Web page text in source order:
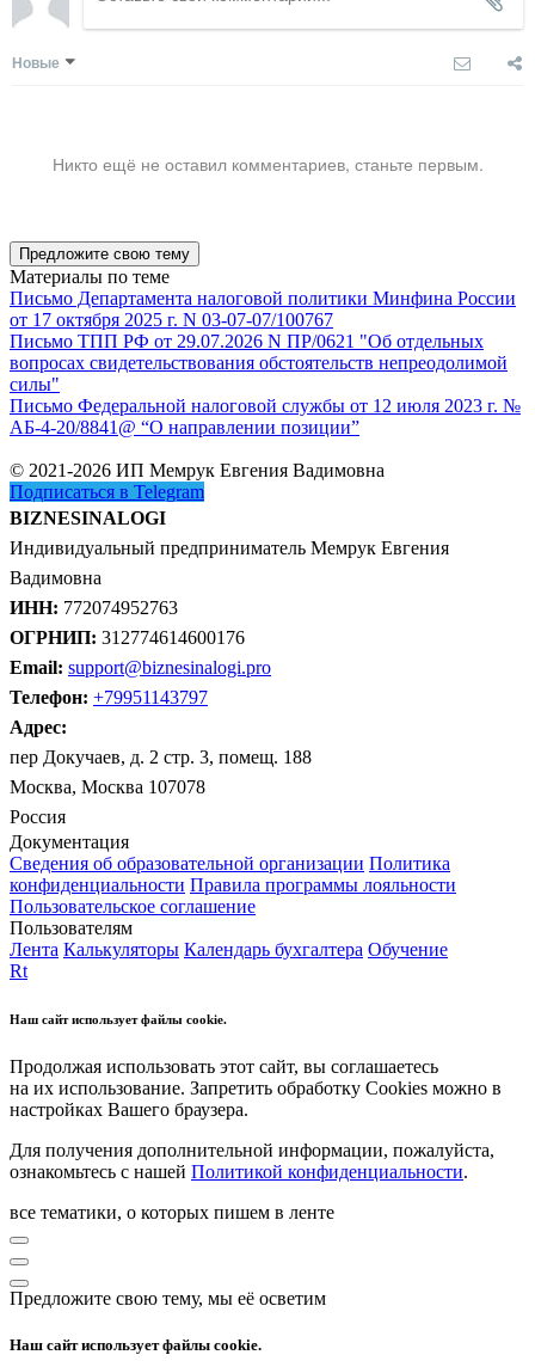
Новые
Никто ещё не оставил комментариев, станьте первым.
Предложите свою тему
Материалы по теме
Письмо Департамента налоговой политики Минфина России
от 17 октября 2025 г. N 03-07-07/100767
Письмо ТПП РФ от 29.07.2026 N ПР/0621 "Об отдельных
вопросах свидетельствования обстоятельств непреодолимой
силы"
Письмо Федеральной налоговой службы от 12 июля 2023 г. №
АБ-4-20/8841@ “О направлении позиции”
© 2021-2026 ИП Мемрук Евгения Вадимовна
Подписаться в Telegram
BIZNESINALOGI
Индивидуальный предприниматель Мемрук Евгения
Вадимовна
ИНН: 772074952763
ОГРНИП: 312774614600176
Email: support@biznesinalogi.pro
Телефон: +79951143797
Адрес:
пер Докучаев, д. 2 стр. 3, помещ. 188
Москва, Москва 107078
Россия
Документация
Сведения об образовательной организации Политика
конфиденциальности Правила программы лояльности
Пользовательское соглашение
Пользователям
Лента Калькуляторы Календарь бухгалтера Обучение
Rt
Наш сайт использует файлы cookie.
Продолжая использовать этот сайт, вы соглашаетесь
на их использование. Запретить обработку Cookies можно в
настройках Вашего браузера.
Для получения дополнительной информации, пожалуйста,
ознакомьтесь с нашей Политикой конфиденциальности.
все тематики, о которых пишем в ленте
Предложите свою тему, мы её осветим
Наш сайт использует файлы cookie.